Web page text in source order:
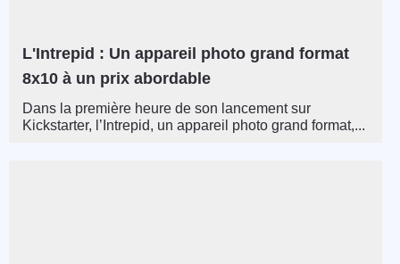
L'Intrepid : Un appareil photo grand format
8x10 à un prix abordable
Dans la première heure de son lancement sur
Kickstarter, l’Intrepid, un appareil photo grand format,...